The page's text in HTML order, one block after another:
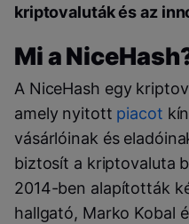
kriptovaluták és az
Mi a
A NiceHash egy
amely nyitott piacot
vásárlóinak és
biztosít a kriptovaluta
2014-ben alapították
hallgató, Marko Kobal